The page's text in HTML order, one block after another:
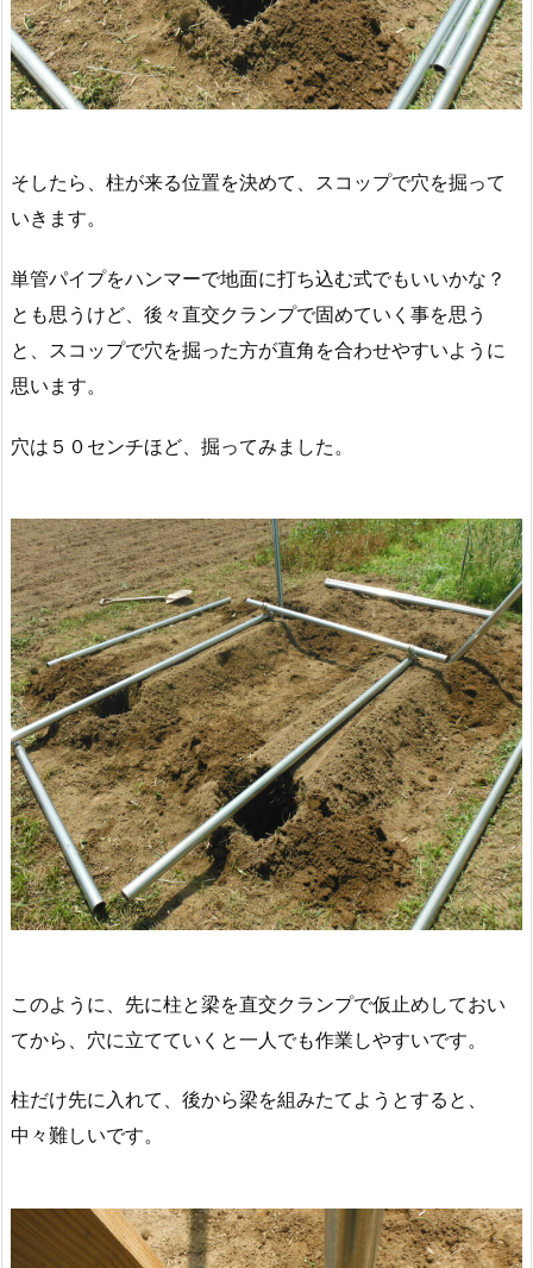
そしたら、柱が来る位置を決めて、スコップで穴を掘って
いきます。
単管パイプをハンマーで地面に打ち込む式でもいいかな？
とも思うけど、後々直交クランプで固めていく事を思う
と、スコップで穴を掘った方が直角を合わせやすいように
思います。
穴は５０センチほど、掘ってみました。
このように、先に柱と梁を直交クランプで仮止めしておい
てから、穴に立てていくと一人でも作業しやすいです。
柱だけ先に入れて、後から梁を組みたてようとすると、
中々難しいです。